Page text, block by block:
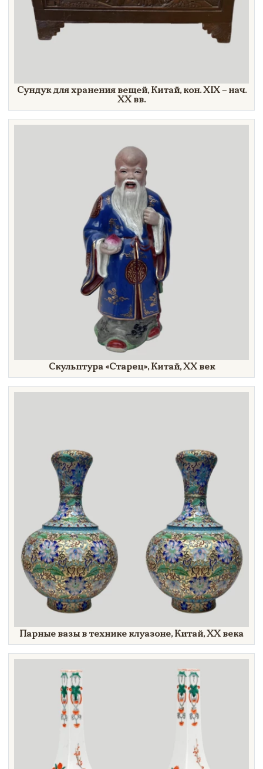
Сундук для хранения вещей, Китай, кон. XIX – нач.
XX вв.
Скульптура «Старец»,Китай,XX век
Парные вазы в технике клуазоне, Китай, ХХ века